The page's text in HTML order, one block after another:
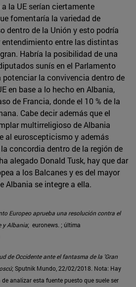
la UE serían ciertamente
fomentaría la variedad de
dentro de la Unión y esto podría
entre las distintas
Habría la posibilidad de una
sunís en el Parlamento
potenciar la convivencia dentro de
en base a lo hecho en Albania,
de Francia, donde el 10 % de la
Cabe decir además que el
multirreligioso de Albania
al euroscepticismo y además
concordia dentro de la región de
alegado Donald Tusk, hay que dar
a los Balcanes y es del mayor
Albania se integre a ella.
Europeo aprueba una resolución contra el
y Albania; euronews. ; última
de Occidente ante el fantasma de la 'Gran
; Sputnik Mundo, 22/02/2018. Nota: Hay
analizar esta fuente puesto que suele ser